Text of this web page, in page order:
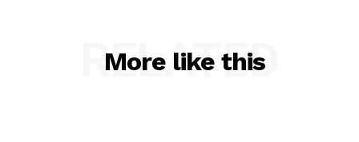
More like this
RELATED